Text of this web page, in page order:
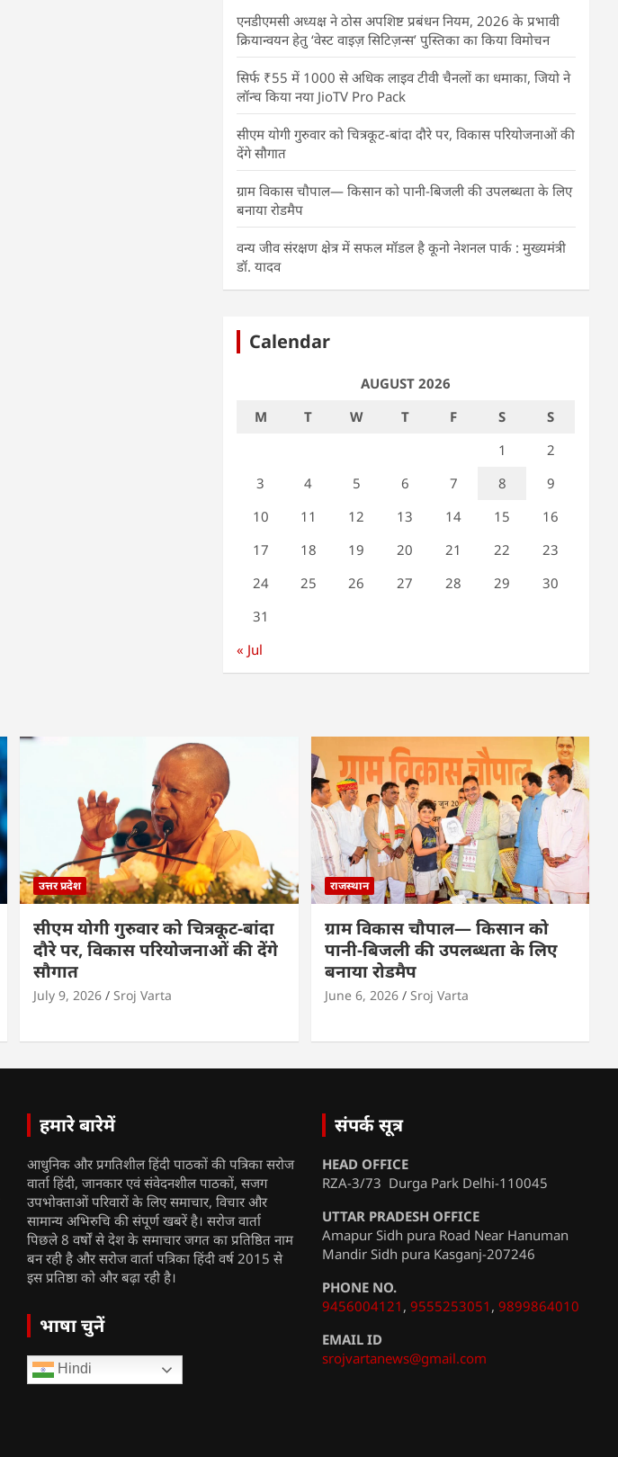
एनडीएमसी अध्यक्ष ने ठोस अपशिष्ट प्रबंधन नियम, 2026 के प्रभावी
क्रियान्वयन हेतु ‘वेस्ट वाइज़ सिटिज़न्स’ पुस्तिका का किया विमोचन
सिर्फ ₹55 में 1000 से अधिक लाइव टीवी चैनलों का धमाका, जियो ने
लॉन्च किया नया JioTV Pro Pack
सीएम योगी गुरुवार को चित्रकूट-बांदा दौरे पर, विकास परियोजनाओं की
देंगे सौगात
ग्राम विकास चौपाल— किसान को पानी-बिजली की उपलब्धता के लिए
बनाया रोडमैप
वन्य जीव संरक्षण क्षेत्र में सफल मॉडल है कूनो नेशनल पार्क : मुख्यमंत्री
डॉ. यादव
Calendar
AUGUST 2026
M
T W T F S
S
1
2
3
4 5 6 7 8
9
10
11 12 13 14 15
16
17
18 19 20 21 22
23
24
25 26 27 28 29
30
31
« Jul
उत्तर प्रदेश
सीएम योगी गुरुवार को चित्रकूट-बांदा
दौरे पर, विकास परियोजनाओं की देंगे
सौगात
July 9, 2026 Sroj Varta
राजस्थान
ग्राम विकास चौपाल— किसान को
पानी-बिजली की उपलब्धता के लिए
बनाया रोडमैप
June 6, 2026 Sroj Varta
हमारे बारेमें
आधुनिक और प्रगतिशील हिंदी पाठकों की पत्रिका सरोज
वार्ता हिंदी, जानकार एवं संवेदनशील पाठकों, सजग
उपभोक्ताओं परिवारों के लिए समाचार, विचार और
सामान्य अभिरुचि की संपूर्ण खबरें है। सरोज वार्ता
पिछले 8 वर्षों से देश के समाचार जगत का प्रतिष्ठित नाम
बन रही है और सरोज वार्ता पत्रिका हिंदी वर्ष 2015 से
इस प्रतिष्ठा को और बढ़ा रही है।
भाषा चुनें
Hindi
संपर्क सूत्र
HEAD OFFICE
RZA-3/73 Durga Park Delhi-110045
UTTAR PRADESH OFFICE
Amapur Sidh pura Road Near Hanuman
Mandir Sidh pura Kasganj-207246
PHONE NO.
9456004121 , 9555253051 , 9899864010
EMAIL ID
srojvartanews@gmail.com